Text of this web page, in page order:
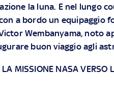
la luna. E nel lungo
a bordo un equipaggio
Wembanyama, noto
buon viaggio agli
LA MISSIONE NASA VERSO